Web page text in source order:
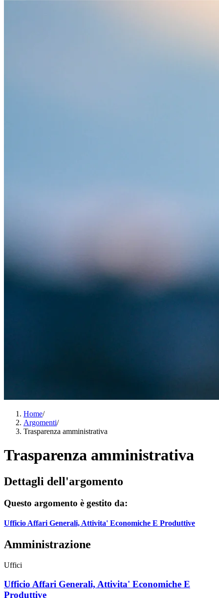
Home/
Argomenti/
Trasparenza amministrativa
Trasparenza amministrativa
Dettagli dell'argomento
Questo argomento è gestito da:
Ufficio Affari Generali, Attivita' Economiche E Produttive
Amministrazione
Uffici
Ufficio Affari Generali, Attivita' Economiche E
Produttive